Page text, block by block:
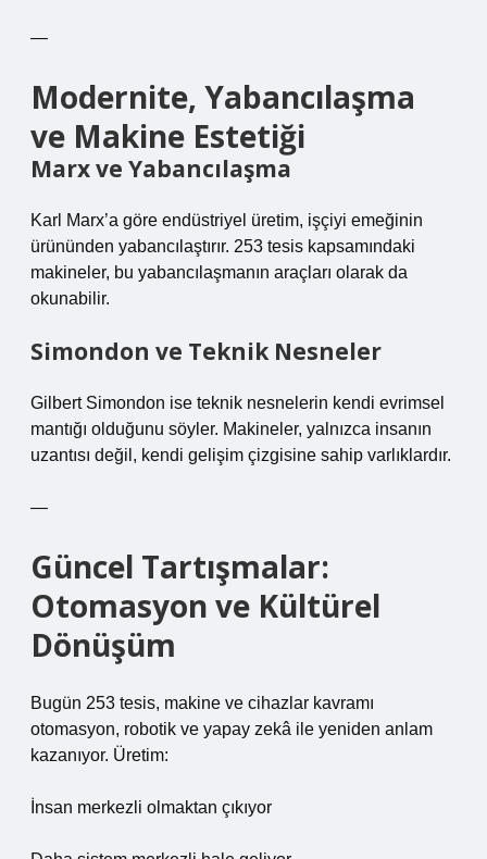
—
Modernite, Yabancılaşma
ve Makine Estetiği
Marx ve Yabancılaşma
Karl Marx’a göre endüstriyel üretim, işçiyi emeğinin
ürününden yabancılaştırır. 253 tesis kapsamındaki
makineler, bu yabancılaşmanın araçları olarak da
okunabilir.
Simondon ve Teknik Nesneler
Gilbert Simondon ise teknik nesnelerin kendi evrimsel
mantığı olduğunu söyler. Makineler, yalnızca insanın
uzantısı değil, kendi gelişim çizgisine sahip varlıklardır.
—
Güncel Tartışmalar:
Otomasyon ve Kültürel
Dönüşüm
Bugün 253 tesis, makine ve cihazlar kavramı
otomasyon, robotik ve yapay zekâ ile yeniden anlam
kazanıyor. Üretim:
İnsan merkezli olmaktan çıkıyor